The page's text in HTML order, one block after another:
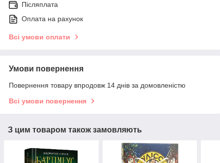
Післяплата
Оплата на рахунок
Всі умови оплати
Умови повернення
Повернення товару впродовж 14 днів за домовленістю
Всі умови повернення
З цим товаром також замовляють